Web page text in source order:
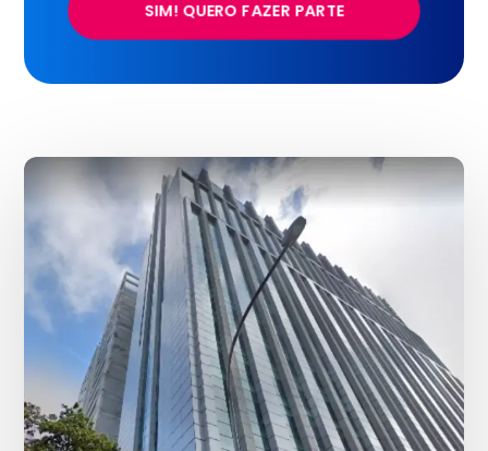
SIM! QUERO FAZER PARTE